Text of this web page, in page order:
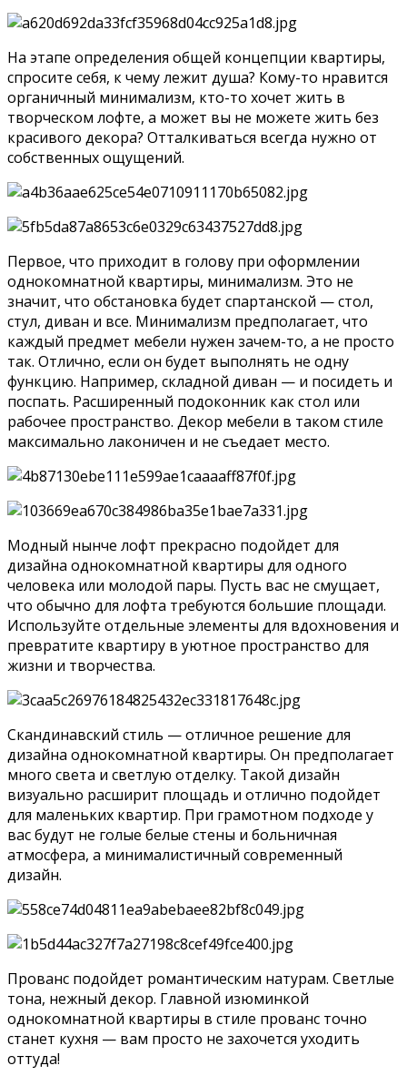
На этапе определения общей концепции квартиры,
спросите себя, к чему лежит душа? Кому-то нравится
органичный минимализм, кто-то хочет жить в
творческом лофте, а может вы не можете жить без
красивого декора? Отталкиваться всегда нужно от
собственных ощущений.
Первое, что приходит в голову при оформлении
однокомнатной квартиры, минимализм. Это не
значит, что обстановка будет спартанской — стол,
стул, диван и все. Минимализм предполагает, что
каждый предмет мебели нужен зачем-то, а не просто
так. Отлично, если он будет выполнять не одну
функцию. Например, складной диван — и посидеть и
поспать. Расширенный подоконник как стол или
рабочее пространство. Декор мебели в таком стиле
максимально лаконичен и не съедает место.
Модный нынче лофт прекрасно подойдет для
дизайна однокомнатной квартиры для одного
человека или молодой пары. Пусть вас не смущает,
что обычно для лофта требуются большие площади.
Используйте отдельные элементы для вдохновения и
превратите квартиру в уютное пространство для
жизни и творчества.
Скандинавский стиль — отличное решение для
дизайна однокомнатной квартиры. Он предполагает
много света и светлую отделку. Такой дизайн
визуально расширит площадь и отлично подойдет
для маленьких квартир. При грамотном подходе у
вас будут не голые белые стены и больничная
атмосфера, а минималистичный современный
дизайн.
Прованс подойдет романтическим натурам. Светлые
тона, нежный декор. Главной изюминкой
однокомнатной квартиры в стиле прованс точно
станет кухня — вам просто не захочется уходить
оттуда!